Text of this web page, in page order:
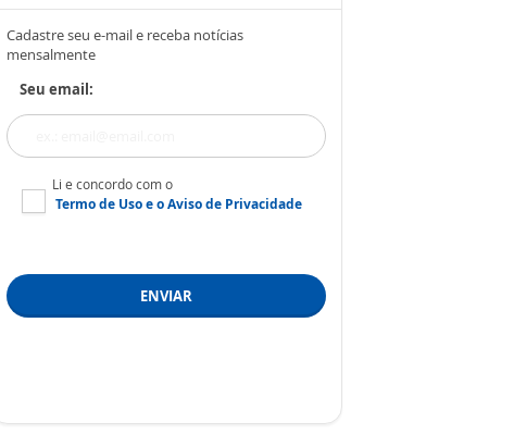
Cadastre seu e-mail e receba notícias
mensalmente
Seu email:
Li e concordo com o
Termo de Usoe oAviso de Privacidade
ENVIAR